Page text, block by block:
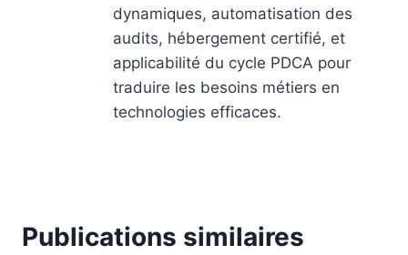
dynamiques, automatisation des
audits, hébergement certifié, et
applicabilité du cycle PDCA pour
traduire les besoins métiers en
technologies efficaces.
Publications similaires